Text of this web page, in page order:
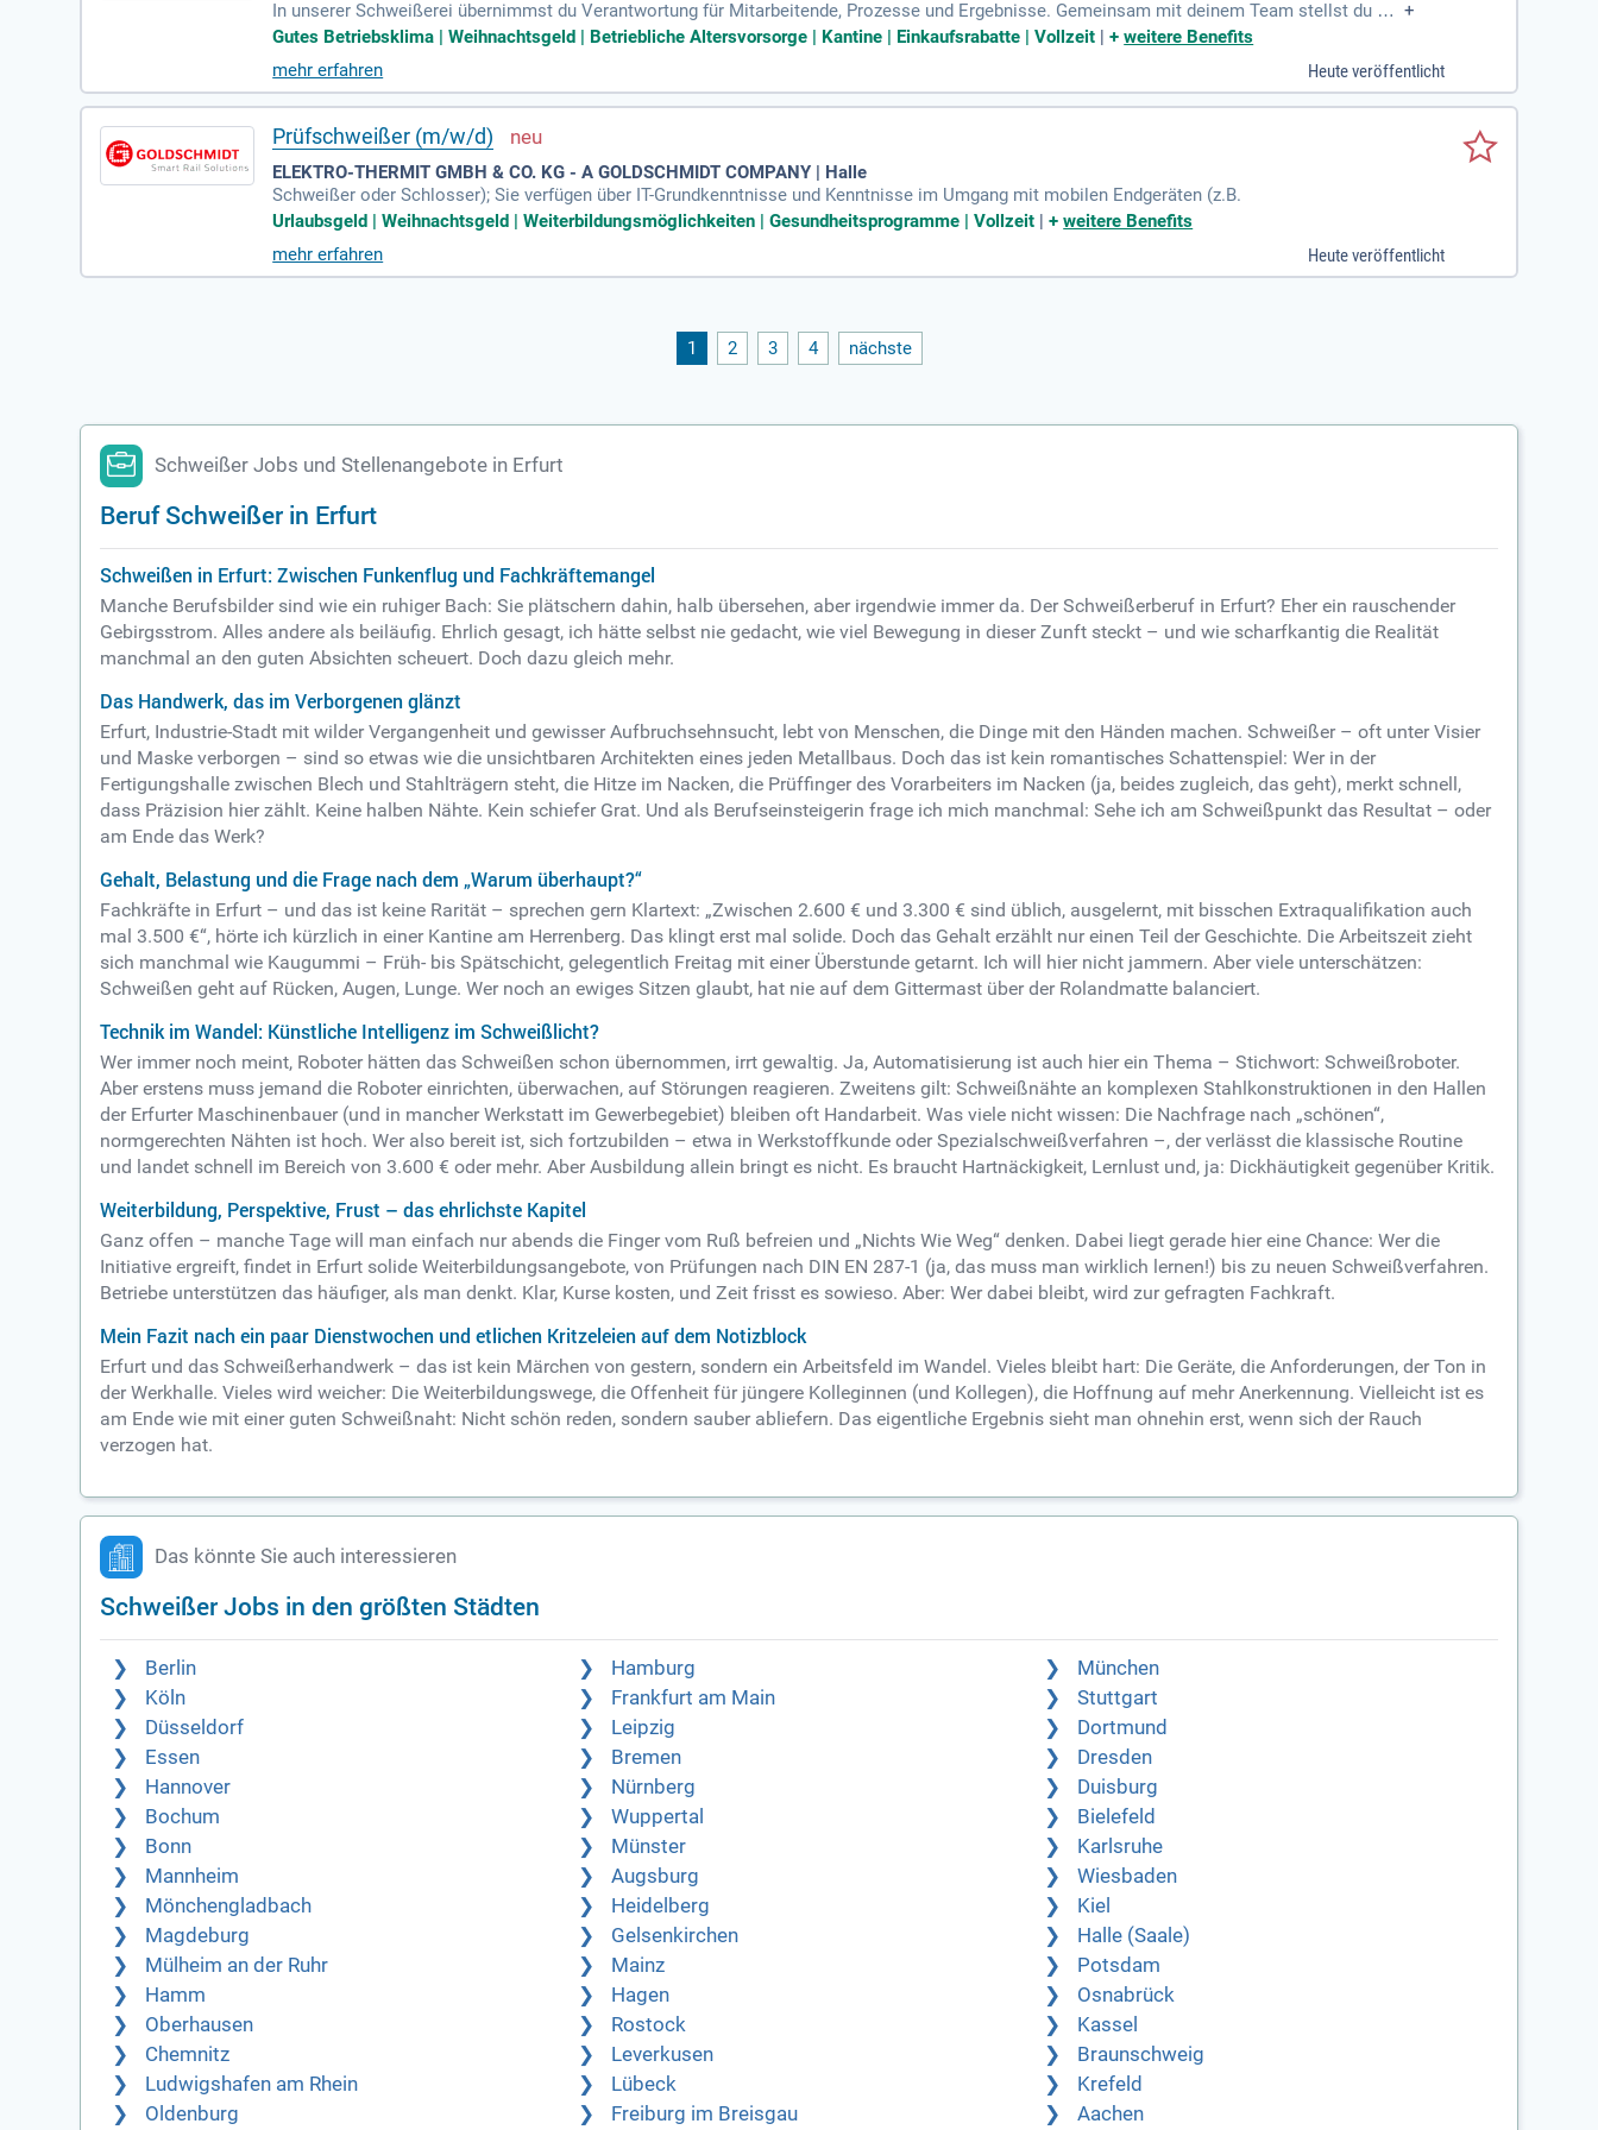
In unserer Schweißerei übernimmst du Verantwortung für Mitarbeitende, Prozesse und Ergebnisse. Gemeinsam mit deinem Team stellst du sic
her, dass unsere Fertigung wirtschaftlich, termingerecht und in höchster Qualität arbeitet.
+
Gutes Betriebsklima | Weihnachtsgeld | Betriebliche Altersvorsorge | Kantine | Einkaufsrabatte | Vollzeit |+weitere Benefits
mehr erfahren
Heute veröffentlicht
Prüfschweißer (m/w/d)
ELEKTRO-THERMIT GMBH & CO. KG - A GOLDSCHMIDT COMPANY | Halle
Schweißer oder Schlosser); Sie verfügen über IT-Grundkenntnisse und Kenntnisse im Umgang mit mobilen Endgeräten (z.B.
Urlaubsgeld | Weihnachtsgeld | Weiterbildungsmöglichkeiten | Gesundheitsprogramme | Vollzeit |+weitere Benefits
mehr erfahren
Heute veröffentlicht
1 2 3 4 nächste
Schweißer Jobs und Stellenangebote in Erfurt
Beruf Schweißer in Erfurt
Schweißen in Erfurt: Zwischen Funkenflug und Fachkräftemangel
Manche Berufsbilder sind wie ein ruhiger Bach: Sie plätschern dahin, halb übersehen, aber irgendwie immer da. Der Schweißerberuf in Erfurt? Eher ein rauschender
Gebirgsstrom. Alles andere als beiläufig. Ehrlich gesagt, ich hätte selbst nie gedacht, wie viel Bewegung in dieser Zunft steckt – und wie scharfkantig die Realität
manchmal an den guten Absichten scheuert. Doch dazu gleich mehr.
Das Handwerk, das im Verborgenen glänzt
Erfurt, Industrie-Stadt mit wilder Vergangenheit und gewisser Aufbruchsehnsucht, lebt von Menschen, die Dinge mit den Händen machen. Schweißer – oft unter Visier
und Maske verborgen – sind so etwas wie die unsichtbaren Architekten eines jeden Metallbaus. Doch das ist kein romantisches Schattenspiel: Wer in der
Fertigungshalle zwischen Blech und Stahlträgern steht, die Hitze im Nacken, die Prüffinger des Vorarbeiters im Nacken (ja, beides zugleich, das geht), merkt schnell,
dass Präzision hier zählt. Keine halben Nähte. Kein schiefer Grat. Und als Berufseinsteigerin frage ich mich manchmal: Sehe ich am Schweißpunkt das Resultat – oder
am Ende das Werk?
Gehalt, Belastung und die Frage nach dem „Warum überhaupt?“
Fachkräfte in Erfurt – und das ist keine Rarität – sprechen gern Klartext: „Zwischen 2.600 € und 3.300 € sind üblich, ausgelernt, mit bisschen Extraqualifikation auch
mal 3.500 €“, hörte ich kürzlich in einer Kantine am Herrenberg. Das klingt erst mal solide. Doch das Gehalt erzählt nur einen Teil der Geschichte. Die Arbeitszeit zieht
sich manchmal wie Kaugummi – Früh- bis Spätschicht, gelegentlich Freitag mit einer Überstunde getarnt. Ich will hier nicht jammern. Aber viele unterschätzen:
Schweißen geht auf Rücken, Augen, Lunge. Wer noch an ewiges Sitzen glaubt, hat nie auf dem Gittermast über der Rolandmatte balanciert.
Technik im Wandel: Künstliche Intelligenz im Schweißlicht?
Wer immer noch meint, Roboter hätten das Schweißen schon übernommen, irrt gewaltig. Ja, Automatisierung ist auch hier ein Thema – Stichwort: Schweißroboter.
Aber erstens muss jemand die Roboter einrichten, überwachen, auf Störungen reagieren. Zweitens gilt: Schweißnähte an komplexen Stahlkonstruktionen in den Hallen
der Erfurter Maschinenbauer (und in mancher Werkstatt im Gewerbegebiet) bleiben oft Handarbeit. Was viele nicht wissen: Die Nachfrage nach „schönen“,
normgerechten Nähten ist hoch. Wer also bereit ist, sich fortzubilden – etwa in Werkstoffkunde oder Spezialschweißverfahren –, der verlässt die klassische Routine
und landet schnell im Bereich von 3.600 € oder mehr. Aber Ausbildung allein bringt es nicht. Es braucht Hartnäckigkeit, Lernlust und, ja: Dickhäutigkeit gegenüber Kritik.
Weiterbildung, Perspektive, Frust – das ehrlichste Kapitel
Ganz offen – manche Tage will man einfach nur abends die Finger vom Ruß befreien und „Nichts Wie Weg“ denken. Dabei liegt gerade hier eine Chance: Wer die
Initiative ergreift, findet in Erfurt solide Weiterbildungsangebote, von Prüfungen nach DIN EN 287-1 (ja, das muss man wirklich lernen!) bis zu neuen Schweißverfahren.
Betriebe unterstützen das häufiger, als man denkt. Klar, Kurse kosten, und Zeit frisst es sowieso. Aber: Wer dabei bleibt, wird zur gefragten Fachkraft.
Mein Fazit nach ein paar Dienstwochen und etlichen Kritzeleien auf dem Notizblock
Erfurt und das Schweißerhandwerk – das ist kein Märchen von gestern, sondern ein Arbeitsfeld im Wandel. Vieles bleibt hart: Die Geräte, die Anforderungen, der Ton in
der Werkhalle. Vieles wird weicher: Die Weiterbildungswege, die Offenheit für jüngere Kolleginnen (und Kollegen), die Hoffnung auf mehr Anerkennung. Vielleicht ist es
am Ende wie mit einer guten Schweißnaht: Nicht schön reden, sondern sauber abliefern. Das eigentliche Ergebnis sieht man ohnehin erst, wenn sich der Rauch
verzogen hat.
Das könnte Sie auch interessieren
Schweißer Jobs in den größten Städten
Berlin Hamburg
München
Köln
Frankfurt am Main
Stuttgart
Düsseldorf
Leipzig
Dortmund
Essen
Bremen
Dresden
Hannover
Nürnberg
Duisburg
Bochum
Wuppertal
Bielefeld
Bonn
Münster
Karlsruhe
Mannheim
Augsburg
Wiesbaden
Mönchengladbach
Heidelberg
Kiel
Magdeburg
Gelsenkirchen
Halle (Saale)
Mülheim an der Ruhr
Mainz
Potsdam
Hamm
Hagen
Osnabrück
Oberhausen
Rostock
Kassel
Chemnitz
Leverkusen
Braunschweig
Ludwigshafen am Rhein
Lübeck
Krefeld
Oldenburg
Freiburg im Breisgau Aachen